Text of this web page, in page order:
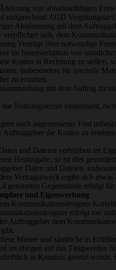
von abnahmefähigen
AGD
Abstimmung mit dem
sich, dem
Verträge über notwendige
im Innenverhältnis von
Kosten in Rechnung zu stellen,
insbesondere für spezielle
zu erstatten.
mit dem Auftrag zu
Nutzungsrechte eingeräumt,
nach angemessener Frist
die Kosten zu
und Dateien verbleiben im
Herausgabe, so ist dies
Daten und Dateien,
Vertragszweck ergibt sich etwas
genannten Gegenstände erfolgt
und Eigenwerbung
Kommunikationsdesigner
erfolgt nur
Auftraggeber dem
Muster und sämtliche in
im übrigen auf das Tätigwerden
in Kenntnis gesetzt